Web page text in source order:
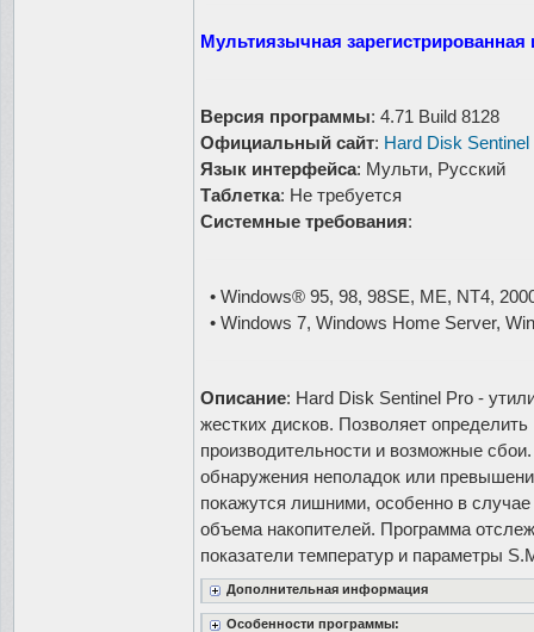
Мультиязычная
Версия программы: 4.71 Build 8128
Официальный сайт: Hard Disk Sentinel
Язык интерфейса: Мульти, Русский
Таблетка: Не требуется
Системные требования:
• Windows® 95, 98, 98SE, ME, NT4,
• Windows 7, Windows Home Server,
Описание: Hard Disk Sentinel Pro -
жестких дисков. Позволяет
производительности и возможные
обнаружения неполадок или
покажутся лишними, особенно в
объема накопителей. Программа
показатели температур и параметры
Дополнительная информация
Особенности программы: